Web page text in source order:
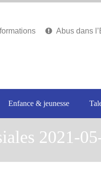
Abus dans
Enfance & jeunesse
2021-